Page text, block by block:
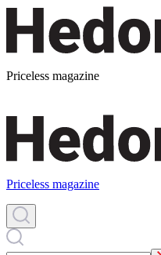
Priceless magazine
Priceless magazine